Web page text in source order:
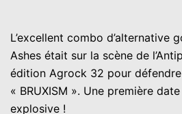
L’excellent combo d’alternative
Ashes était sur la scène de
édition Agrock 32 pour
« BRUXISM ». Une première
explosive !